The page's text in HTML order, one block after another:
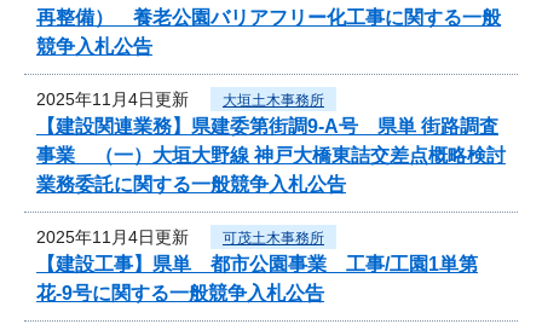
再整備） 養老公園バリアフリー化工事に関する一般
競争入札公告
2025年11月4日更新 大垣土木事務所
【建設関連業務】県建委第街調9-A号 県単 街路調査
事業 （一）大垣大野線 神戸大橋東詰交差点概略検討
業務委託に関する一般競争入札公告
2025年11月4日更新 可茂土木事務所
【建設工事】県単 都市公園事業 工事/工園1単第
花-9号に関する一般競争入札公告